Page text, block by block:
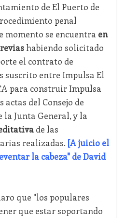
de El Puerto de
penal
momento se encuentra en
habiendo solicitado
el contrato de
suscrito entre Impulsa El
para construir Impulsa
actas del Consejo de
Junta General, y la
de las
realizadas. [A juicio el
la cabeza" de David
que "los populares
que estar soportando